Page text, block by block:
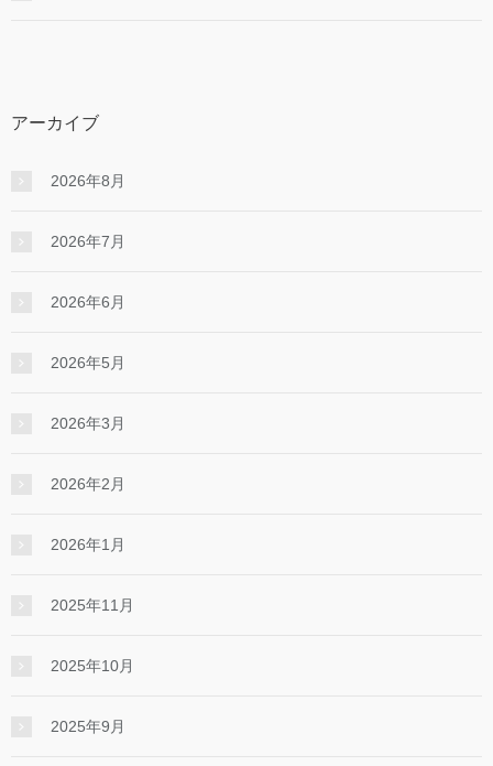
アーカイブ
2026年8月
2026年7月
2026年6月
2026年5月
2026年3月
2026年2月
2026年1月
2025年11月
2025年10月
2025年9月